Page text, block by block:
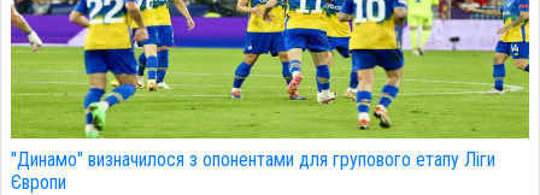
"Динамо" визначилося з опонентами для групового етапу Ліги
Європи